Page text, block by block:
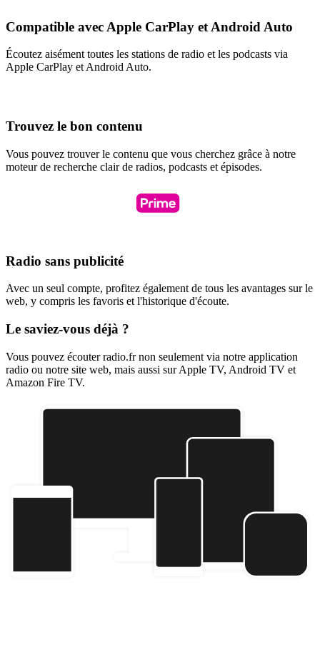
Compatible avec Apple CarPlay et Android Auto
Écoutez aisément toutes les stations de radio et les podcasts via
Apple CarPlay et Android Auto.
Trouvez le bon contenu
Vous pouvez trouver le contenu que vous cherchez grâce à notre
moteur de recherche clair de radios, podcasts et épisodes.
Radio sans publicité
Avec un seul compte, profitez également de tous les avantages sur le
web, y compris les favoris et l'historique d'écoute.
Le saviez-vous déjà ?
Vous pouvez écouter radio.fr non seulement via notre application
radio ou notre site web, mais aussi sur Apple TV, Android TV et
Amazon Fire TV.